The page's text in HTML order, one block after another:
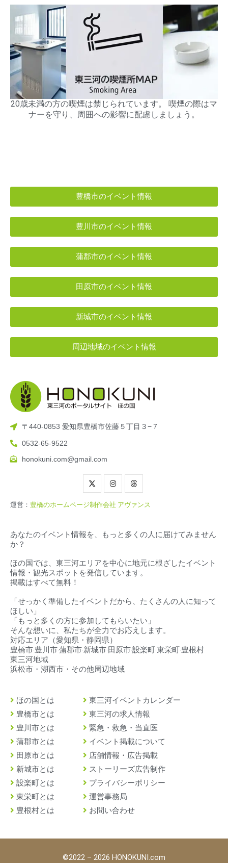
20歳未満の方の喫煙は禁じられています。 喫煙の際はマ
ナーを守り、周囲への影響に配慮しましょう。
豊橋市のイベント情報
豊川市のイベント情報
蒲郡市のイベント情報
田原市のイベント情報
新城市のイベント情報
周辺地域のイベント情報
〒440-0853 愛知県豊橋市佐藤５丁目３−７
0532-65-9522
honokuni.com@gmail.com
運営： 豊橋のホームページ制作会社 アヴァンス
あなたのイベント情報を、もっと多くの人に届けてみません
か？
ほの国では、東三河エリアを中心に地元に根ざしたイベント
情報・観光スポットを発信しています。
掲載はすべて無料！
「せっかく準備したイベントだから、たくさんの人に知って
ほしい」
「もっと多くの方に参加してもらいたい」
そんな想いに、私たちが全力でお応えします。
対応エリア（愛知県・静岡県）
豊橋市‧豊川市‧蒲郡市‧新城市‧田原市‧設楽町‧東栄町‧豊根村
東三河地域
浜松市・湖西市・その他周辺地域
ほの国とは
豊橋市とは
豊川市とは
蒲郡市とは
田原市とは
新城市とは
設楽町とは
東栄町とは
豊根村とは
東三河イベントカレンダー
東三河の求人情報
緊急・救急・当直医
イベント掲載について
店舗情報・広告掲載
ストーリーズ広告制作
プライバシーポリシー
運営事務局
お問い合わせ
©2022 – 2026 HONOKUNI.com